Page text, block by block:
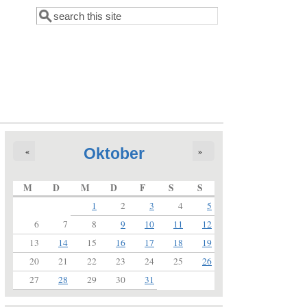
Suchformular
Suche
Oktober
« »
M D M D F S S
1 2 3 4
5
6
7 8 9 10 11
12
13
14 15 16 17 18
19
20
21 22 23 24 25
26
27
28 29 30 31